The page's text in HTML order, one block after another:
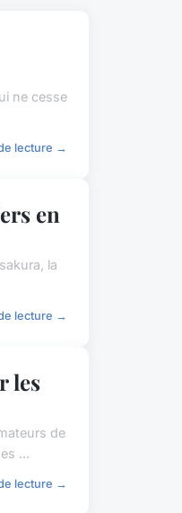
ne cesse
lecture →
en
la
lecture →
les
de
...
lecture →